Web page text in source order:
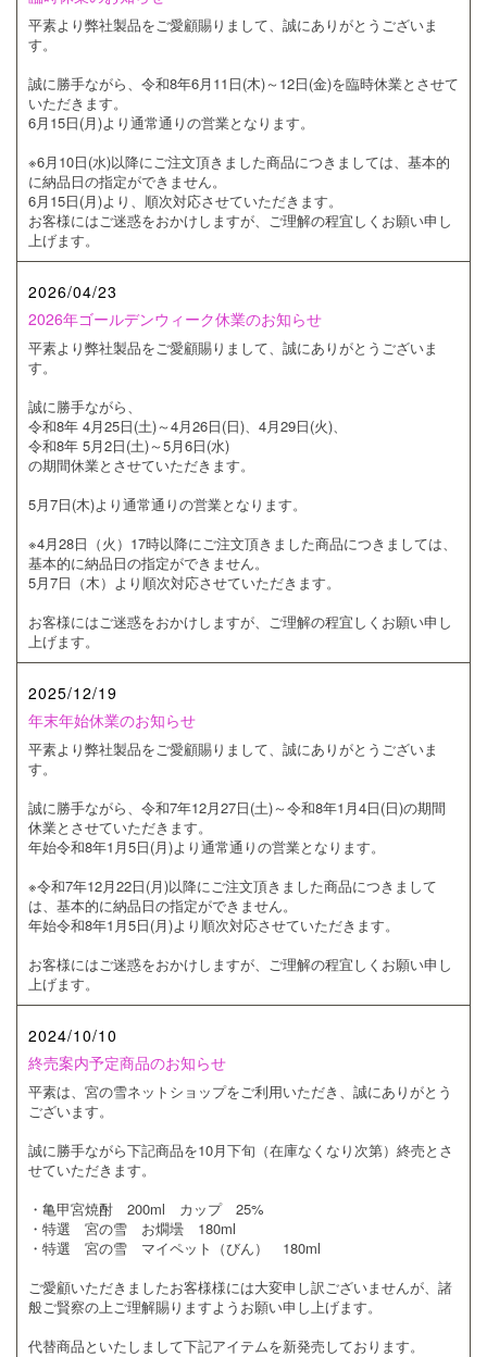
平素より弊社製品をご愛顧賜りまして、誠にありがとうございま
す。
誠に勝手ながら、令和8年6月11日(木)～12日(金)を臨時休業とさせて
いただきます。
6月15日(月)より通常通りの営業となります。
※6月10日(水)以降にご注文頂きました商品につきましては、基本的
に納品日の指定ができません。
6月15日(月)より、順次対応させていただきます。
お客様にはご迷惑をおかけしますが、ご理解の程宜しくお願い申し
上げます。
2026/04/23
2026年ゴールデンウィーク休業のお知らせ
平素より弊社製品をご愛顧賜りまして、誠にありがとうございま
す。
誠に勝手ながら、
令和8年 4月25日(土)～4月26日(日)、4月29日(火)、
令和8年 5月2日(土)～5月6日(水)
の期間休業とさせていただきます。
5月7日(木)より通常通りの営業となります。
※4月28日（火）17時以降にご注文頂きました商品につきましては、
基本的に納品日の指定ができません。
5月7日（木）より順次対応させていただきます。
お客様にはご迷惑をおかけしますが、ご理解の程宜しくお願い申し
上げます。
2025/12/19
年末年始休業のお知らせ
平素より弊社製品をご愛顧賜りまして、誠にありがとうございま
す。
誠に勝手ながら、令和7年12月27日(土)～令和8年1月4日(日)の期間
休業とさせていただきます。
年始令和8年1月5日(月)より通常通りの営業となります。
※令和7年12月22日(月)以降にご注文頂きました商品につきまして
は、基本的に納品日の指定ができません。
年始令和8年1月5日(月)より順次対応させていただきます。
お客様にはご迷惑をおかけしますが、ご理解の程宜しくお願い申し
上げます。
2024/10/10
終売案内予定商品のお知らせ
平素は、宮の雪ネットショップをご利用いただき、誠にありがとう
ございます。
誠に勝手ながら下記商品を10月下旬（在庫なくなり次第）終売とさ
せていただきます。
・亀甲宮焼酎 200ml カップ 25%
・特選 宮の雪 お燗壜 180ml
・特選 宮の雪 マイペット（びん） 180ml
ご愛顧いただきましたお客様様には大変申し訳ございませんが、諸
般ご賢察の上ご理解賜りますようお願い申し上げます。
代替商品といたしまして下記アイテムを新発売しております。